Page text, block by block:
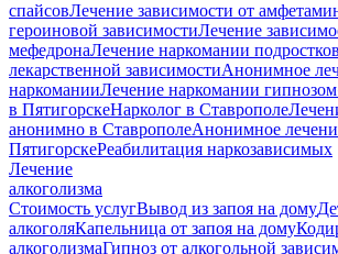
спайсовЛечение зависимости от
героиновой зависимостиЛечение
мефедронаЛечение наркомании подростков
лекарственной зависимостиАнонимное
наркоманииЛечение наркомании гипнозом
в ПятигорскеНарколог в Ставрополе
анонимно в СтаврополеАнонимное
ПятигорскеРеабилитация наркозависимых
Лечение
алкоголизма
Стоимость услугВывод из запоя на дому
алкоголяКапельница от запоя на дому
алкоголизмаГипноз от алкогольной